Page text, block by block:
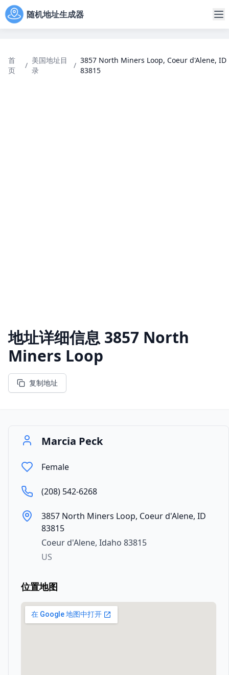
随机地址生成器
首
页
/
美国地址目
录
/
3857 North Miners Loop, Coeur d'Alene, ID
83815
地址详细信息 3857 North
Miners Loop
复制地址
Marcia Peck
Female
(208) 542-6268
3857 North Miners Loop, Coeur d'Alene, ID
83815
Coeur d'Alene, Idaho 83815
US
位置地图